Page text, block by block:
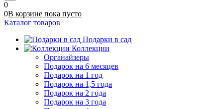
0
0В корзине пока пусто
Каталог товаров
Подарки в сад
Коллекции
Органайзеры
Подарок на 6 месяцев
Подарок на 1 год
Подарок на 1,5 года
Подарок на 2 года
Подарок на 3 года